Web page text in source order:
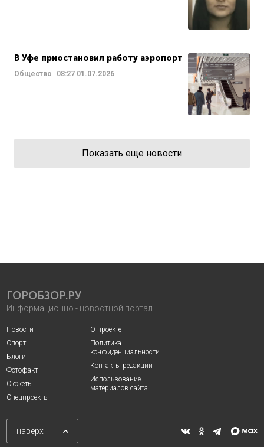
В Уфе приостановил работу аэропорт
Общество 08:27 01.07.2026
Показать еще новости
ГОРОБЗОР.РУ
Информационно - новостной портал
Новости
Спорт
Блоги
Фотофакт
Сюжеты
Спецпроекты
О проекте
Политика
конфиденциальности
Контакты редакции
Использование
материалов сайта
наверх